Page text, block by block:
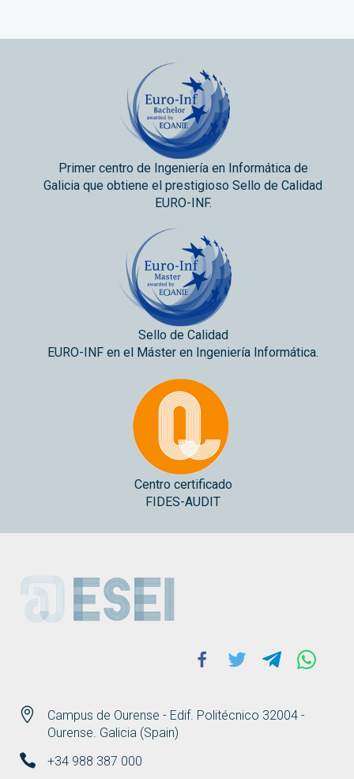
Primer centro de Ingeniería en Informática de
Galicia que obtiene el prestigioso Sello de Calidad
EURO-INF.
Sello de Calidad
EURO-INF en el Máster en Ingeniería Informática.
Centro certificado
FIDES-AUDIT
ESEI
Campus de Ourense - Edif. Politécnico 32004 -
Ourense. Galicia (Spain)
+34 988 387 000
Facebook
Twitter Telegram